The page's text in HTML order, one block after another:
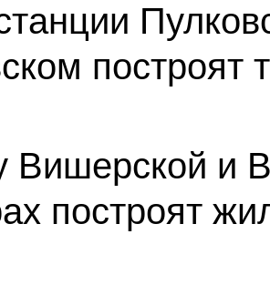
построят
Вишерской и
построят